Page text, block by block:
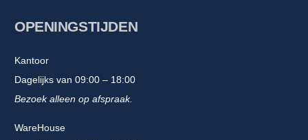
OPENINGSTIJDEN
Kantoor
Dagelijks van 09:00 – 18:00
Bezoek alleen op afspraak.
WareHouse